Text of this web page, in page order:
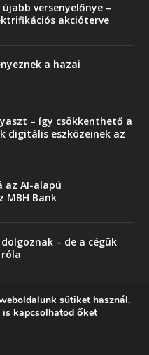
versenyelőnye –
akcióterve
a hazai
– így csökkenthető a
digitális eszközeinek az
az AI-alapú
MBH Bank
– de a cégük
sütiket használ.
is kapcsolhatod őket